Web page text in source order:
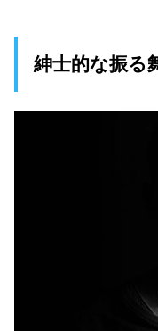
紳士的な振る